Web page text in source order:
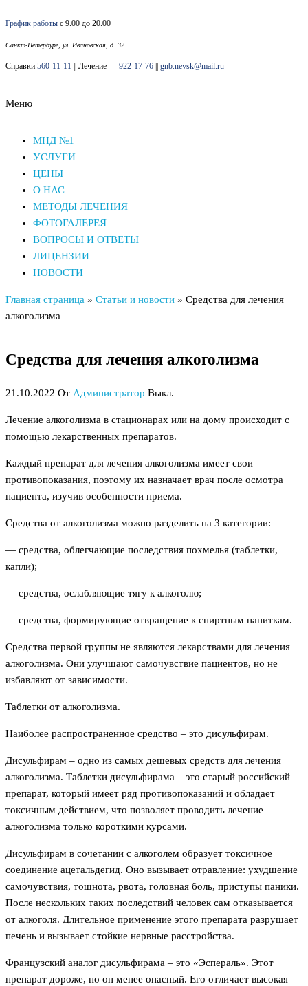
к
содержимому
График работы с 9.00 до 20.00
Санкт-Петербург, ул. Ивановская, д. 32
Справки 560-11-11 || Лечение — 922-17-76 gnb.nevsk@mail.ru
Меню
МНД №1
УСЛУГИ
ЦЕНЫ
О НАС
МЕТОДЫ ЛЕЧЕНИЯ
ФОТОГАЛЕРЕЯ
ВОПРОСЫ И ОТВЕТЫ
ЛИЦЕНЗИИ
НОВОСТИ
Главная страница » Статьи и новости » Средства для лечения
алкоголизма
Средства для лечения алкоголизма
21.10.2022 От Администратор Выкл.
Лечение алкоголизма в стационарах или на дому происходит с
помощью лекарственных препаратов.
Каждый препарат для лечения алкоголизма имеет свои
противопоказания, поэтому их назначает врач после осмотра
пациента, изучив особенности приема.
Средства от алкоголизма можно разделить на 3 категории:
— средства, облегчающие последствия похмелья (таблетки,
капли);
— средства, ослабляющие тягу к алкоголю;
— средства, формирующие отвращение к спиртным напиткам.
Средства первой группы не являются лекарствами для лечения
алкоголизма. Они улучшают самочувствие пациентов, но не
избавляют от зависимости.
Таблетки от алкоголизма.
Наиболее распространенное средство – это дисульфирам.
Дисульфирам – одно из самых дешевых средств для лечения
алкоголизма. Таблетки дисульфирама – это старый российский
препарат, который имеет ряд противопоказаний и обладает
токсичным действием, что позволяет проводить лечение
алкоголизма только короткими курсами.
Дисульфирам в сочетании с алкоголем образует токсичное
соединение ацетальдегид. Оно вызывает отравление: ухудшение
самочувствия, тошнота, рвота, головная боль, приступы паники.
После нескольких таких последствий человек сам отказывается
от алкоголя. Длительное применение этого препарата разрушает
печень и вызывает стойкие нервные расстройства.
Французский аналог дисульфирама – это «Эспераль». Этот
препарат дороже, но он менее опасный. Его отличает высокая